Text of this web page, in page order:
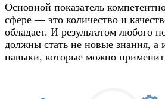
Основной показатель
сфере — это количество и
обладает. И результатом любого
должны стать не новые знания,
навыки, которые можно